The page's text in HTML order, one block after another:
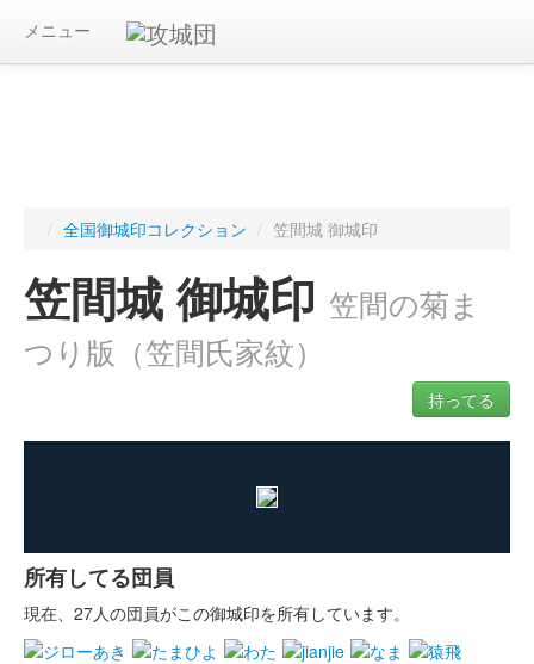
メニュー
/ 全国御城印コレクション / 笠間城 御城印
笠間城 御城印 笠間の菊ま
つり版（笠間氏家紋）
持ってる
所有してる団員
現在、27人の団員がこの御城印を所有しています。